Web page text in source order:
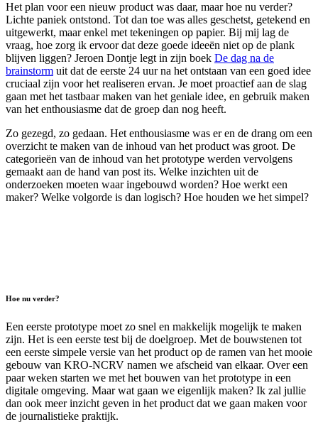
Het plan voor een nieuw product was daar, maar hoe nu verder?
Lichte paniek ontstond. Tot dan toe was alles geschetst, getekend en
uitgewerkt, maar enkel met tekeningen op papier. Bij mij lag de
vraag, hoe zorg ik ervoor dat deze goede ideeën niet op de plank
blijven liggen? Jeroen Dontje legt in zijn boek De dag na de
brainstorm uit dat de eerste 24 uur na het ontstaan van een goed idee
cruciaal zijn voor het realiseren ervan. Je moet proactief aan de slag
gaan met het tastbaar maken van het geniale idee, en gebruik maken
van het enthousiasme dat de groep dan nog heeft.
Zo gezegd, zo gedaan. Het enthousiasme was er en de drang om een
overzicht te maken van de inhoud van het product was groot. De
categorieën van de inhoud van het prototype werden vervolgens
gemaakt aan de hand van post its. Welke inzichten uit de
onderzoeken moeten waar ingebouwd worden? Hoe werkt een
maker? Welke volgorde is dan logisch? Hoe houden we het simpel?
Hoe nu verder?
Een eerste prototype moet zo snel en makkelijk mogelijk te maken
zijn. Het is een eerste test bij de doelgroep. Met de bouwstenen tot
een eerste simpele versie van het product op de ramen van het mooie
gebouw van KRO-NCRV namen we afscheid van elkaar. Over een
paar weken starten we met het bouwen van het prototype in een
digitale omgeving. Maar wat gaan we eigenlijk maken? Ik zal jullie
dan ook meer inzicht geven in het product dat we gaan maken voor
de journalistieke praktijk.